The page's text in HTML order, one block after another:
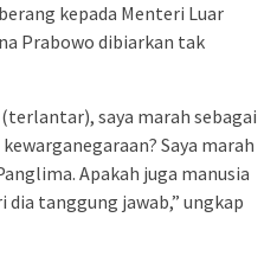
kepada Menteri Luar
Prabowo dibiarkan tak
saya marah sebagai
Saya marah
Apakah juga manusia
tanggung jawab,” ungkap